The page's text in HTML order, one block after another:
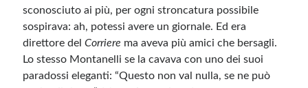
immediatamente rimosse. L’autore del blog non è responsabile dei siti collegati
Meta
sconosciuto ai più, per ogni stroncatura possibile
sospirava: ah, potessi avere un giornale. Ed era
direttore delCorriere ma aveva più amici che bersagli.
Lo stesso Montanelli se la cavava con uno dei suoi
paradossi eleganti: “Questo non val nulla, se ne può